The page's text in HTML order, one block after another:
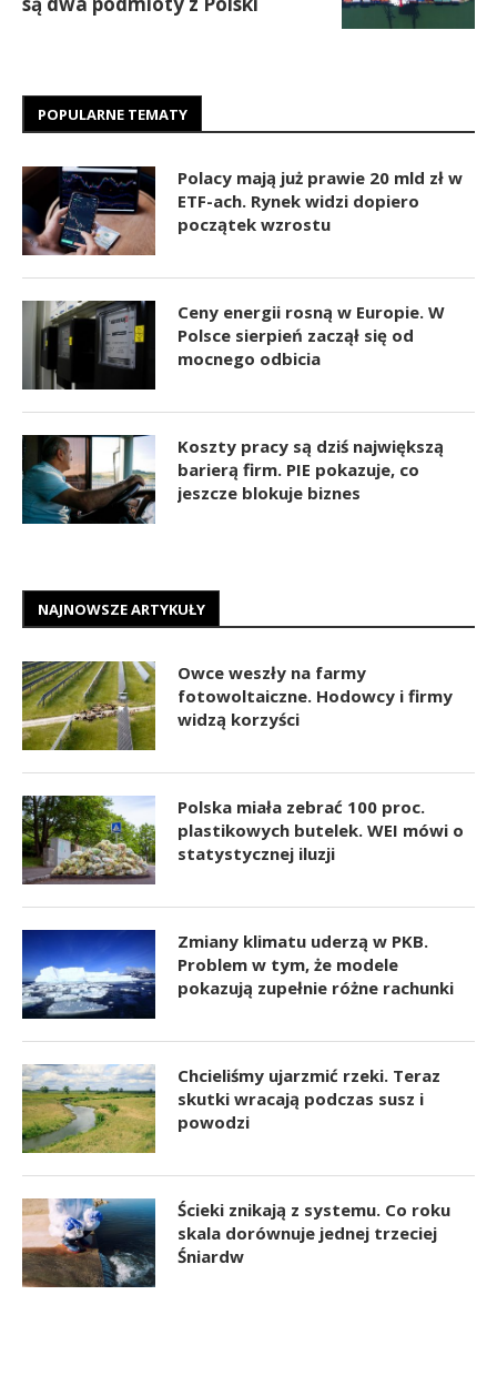
POPULARNE TEMATY
Polacy mają już prawie 20 mld zł w
ETF-ach. Rynek widzi dopiero
początek wzrostu
Ceny energii rosną w Europie. W
Polsce sierpień zaczął się od
mocnego odbicia
Koszty pracy są dziś największą
barierą firm. PIE pokazuje, co
jeszcze blokuje biznes
NAJNOWSZE ARTYKUŁY
Owce weszły na farmy
fotowoltaiczne. Hodowcy i firmy
widzą korzyści
Polska miała zebrać 100 proc.
plastikowych butelek. WEI mówi o
statystycznej iluzji
Zmiany klimatu uderzą w PKB.
Problem w tym, że modele
pokazują zupełnie różne rachunki
Chcieliśmy ujarzmić rzeki. Teraz
skutki wracają podczas susz i
powodzi
Ścieki znikają z systemu. Co roku
skala dorównuje jednej trzeciej
Śniardw